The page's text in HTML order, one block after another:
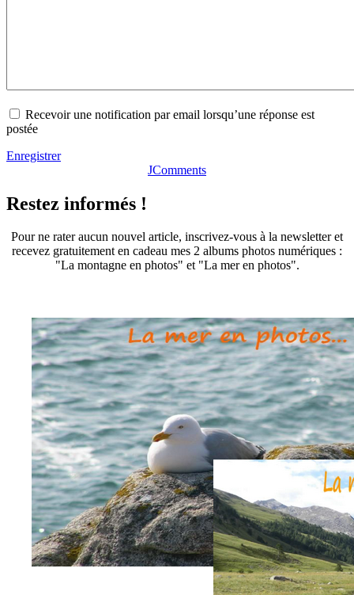
Recevoir une notification par email lorsqu’une réponse est
postée
Enregistrer
JComments
Restez informés !
Pour ne rater aucun nouvel article, inscrivez-vous à la newsletter et
recevez gratuitement en cadeau mes 2 albums photos numériques :
"La montagne en photos" et "La mer en photos".